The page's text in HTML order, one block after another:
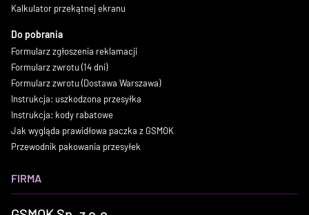
Kalkulator przekątnej ekranu
Do pobrania
Formularz zgłoszenia reklamacji
Formularz zwrotu (14 dni)
Formularz zwrotu (Dostawa Warszawa)
Instrukcja: uszkodzona przesyłka
Instrukcja: kody rabatowe
Jak wygląda prawidłowa paczka z GSMOK
Przewodnik pakowania przesyłek
FIRMA